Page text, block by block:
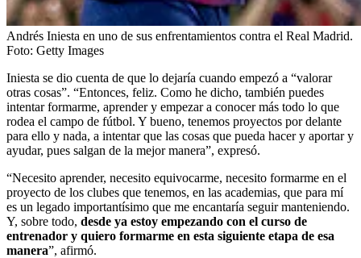
Andrés Iniesta en uno de sus enfrentamientos contra el Real Madrid.
Foto: Getty Images
Iniesta se dio cuenta de que lo dejaría cuando empezó a “valorar
otras cosas”. “Entonces, feliz. Como he dicho, también puedes
intentar formarme, aprender y empezar a conocer más todo lo que
rodea el campo de fútbol. Y bueno, tenemos proyectos por delante
para ello y nada, a intentar que las cosas que pueda hacer y aportar y
ayudar, pues salgan de la mejor manera”, expresó.
“Necesito aprender, necesito equivocarme, necesito formarme en el
proyecto de los clubes que tenemos, en las academias, que para mí
es un legado importantísimo que me encantaría seguir manteniendo.
Y, sobre todo, desde ya estoy empezando con el curso de
entrenador y quiero formarme en esta siguiente etapa de esa
manera”, afirmó.